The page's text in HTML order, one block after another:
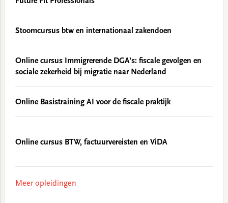
Stoomcursus btw en internationaal zakendoen
Online cursus Immigrerende DGA’s: fiscale gevolgen en
sociale zekerheid bij migratie naar Nederland
Online Basistraining AI voor de fiscale praktijk
Online cursus BTW, factuurvereisten en ViDA
Meer opleidingen